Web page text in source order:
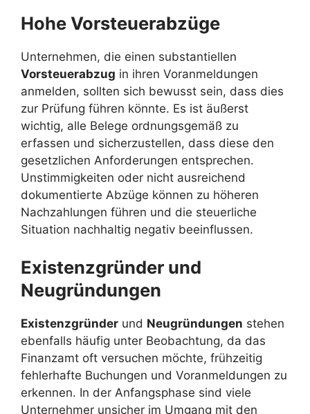
Hohe Vorsteuerabzüge
Unternehmen, die einen substantiellen
Vorsteuerabzug in ihren Voranmeldungen
anmelden, sollten sich bewusst sein, dass dies
zur Prüfung führen könnte. Es ist äußerst
wichtig, alle Belege ordnungsgemäß zu
erfassen und sicherzustellen, dass diese den
gesetzlichen Anforderungen entsprechen.
Unstimmigkeiten oder nicht ausreichend
dokumentierte Abzüge können zu höheren
Nachzahlungen führen und die steuerliche
Situation nachhaltig negativ beeinflussen.
Existenzgründer und
Neugründungen
Existenzgründer und Neugründungen stehen
ebenfalls häufig unter Beobachtung, da das
Finanzamt oft versuchen möchte, frühzeitig
fehlerhafte Buchungen und Voranmeldungen zu
erkennen. In der Anfangsphase sind viele
Unternehmer unsicher im Umgang mit den